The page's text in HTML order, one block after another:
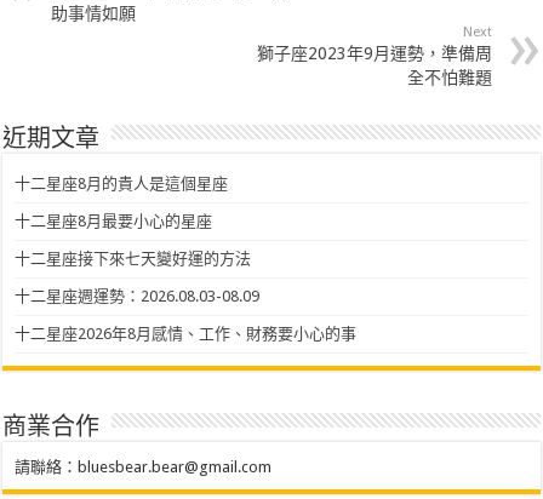
助事情如願
Next
獅子座2023年9月運勢，準備周
全不怕難題
近期文章
十二星座8月的貴人是這個星座
十二星座8月最要小心的星座
十二星座接下來七天變好運的方法
十二星座週運勢：2026.08.03-08.09
十二星座2026年8月感情、工作、財務要小心的事
商業合作
請聯絡： bluesbear.bear@gmail.com